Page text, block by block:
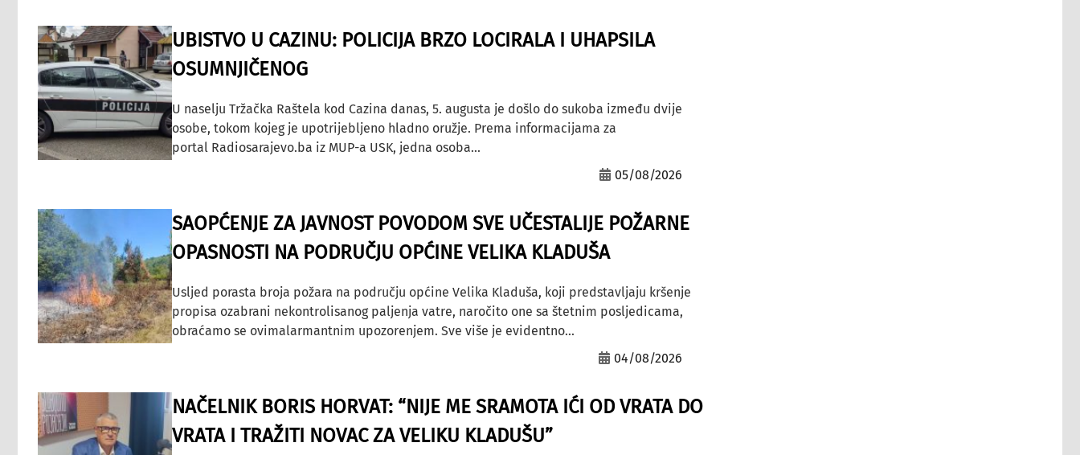
UBISTVO U CAZINU: POLICIJA BRZO LOCIRALA I UHAPSILA
OSUMNJIČENOG
U naselju Tržačka Raštela kod Cazina danas, 5. augusta je došlo do sukoba između dvije
osobe, tokom kojeg je upotrijebljeno hladno oružje. Prema informacijama za
portal Radiosarajevo.ba iz MUP-a USK, jedna osoba...
05/08/2026
SAOPĆENJE ZA JAVNOST POVODOM SVE UČESTALIJE POŽARNE
OPASNOSTI NA PODRUČJU OPĆINE VELIKA KLADUŠA
Usljed porasta broja požara na području općine Velika Kladuša, koji predstavljaju kršenje
propisa ozabrani nekontrolisanog paljenja vatre, naročito one sa štetnim posljedicama,
obraćamo se ovimalarmantnim upozorenjem. Sve više je evidentno...
04/08/2026
NAČELNIK BORIS HORVAT: “NIJE ME SRAMOTA IĆI OD VRATA DO
VRATA I TRAŽITI NOVAC ZA VELIKU KLADUŠU”